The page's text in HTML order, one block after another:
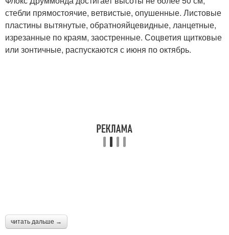
стебли прямостоячие, ветвистые, опушенные. Листовые
пластины вытянутые, обратнояйцевидные, ланцетные,
изрезанные по краям, заостренные. Соцветия щитковые
или зонтичные, распускаются с июня по октябрь.
читать дальше →